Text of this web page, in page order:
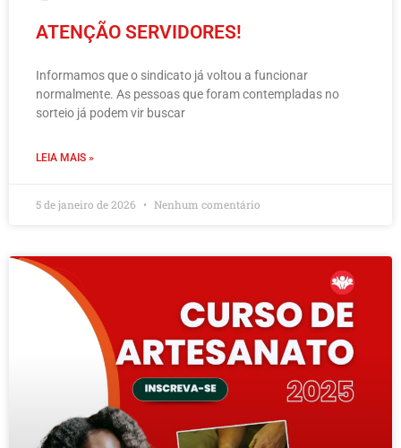
ATENÇÃO SERVIDORES!
Informamos que o sindicato já voltou a funcionar
normalmente. As pessoas que foram contempladas no
sorteio já podem vir buscar
LEIA MAIS »
5 de janeiro de 2026 Nenhum comentário